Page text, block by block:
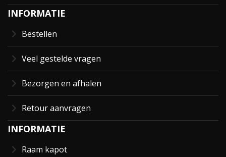
INFORMATIE
Bestellen
Veel gestelde vragen
Bezorgen en afhalen
Retour aanvragen
INFORMATIE
Raam kapot